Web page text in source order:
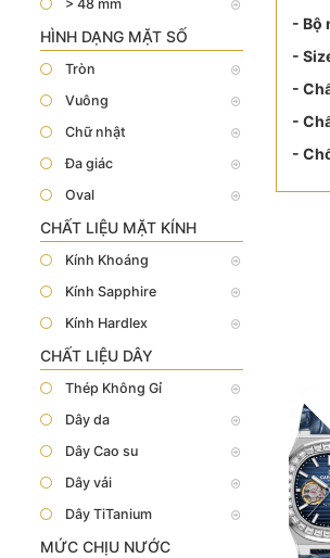
> 48 mm
HÌNH DẠNG MẶT SỐ
Tròn
Vuông
Chữ nhật
Đa giác
Oval
CHẤT LIỆU MẶT KÍNH
Kính Khoáng
Kính Sapphire
Kính Hardlex
CHẤT LIỆU DÂY
Thép Không Gỉ
Dây da
Dây Cao su
Dây vải
Dây TiTanium
MỨC CHỊU NƯỚC
- Bộ
-
-
-
-